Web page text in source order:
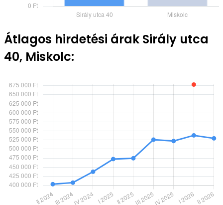
Átlagos hirdetési árak Sirály utca
40, Miskolc: